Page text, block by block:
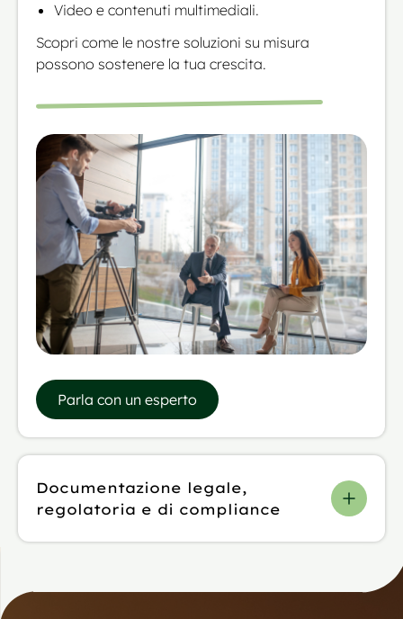
Video e contenuti multimediali.
Scopri come le nostre soluzioni su misura
possono sostenere la tua crescita.
Parla con un esperto
Documentazione legale,
regolatoria e di compliance
regolatoria e di